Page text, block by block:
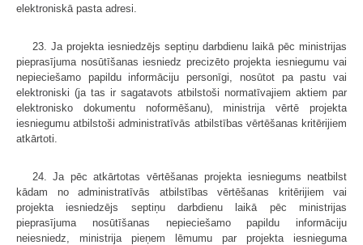
elektroniskā pasta adresi.
23. Ja projekta iesniedzējs septiņu darbdienu laikā pēc ministrijas
pieprasījuma nosūtīšanas iesniedz precizēto projekta iesniegumu vai
nepieciešamo papildu informāciju personīgi, nosūtot pa pastu vai
elektroniski (ja tas ir sagatavots atbilstoši normatīvajiem aktiem par
elektronisko dokumentu noformēšanu), ministrija vērtē projekta
iesniegumu atbilstoši administratīvās atbilstības vērtēšanas kritērijiem
atkārtoti.
24. Ja pēc atkārtotas vērtēšanas projekta iesniegums neatbilst
kādam no administratīvās atbilstības vērtēšanas kritērijiem vai
projekta iesniedzējs septiņu darbdienu laikā pēc ministrijas
pieprasījuma nosūtīšanas nepieciešamo papildu informāciju
neiesniedz, ministrija pieņem lēmumu par projekta iesnieguma